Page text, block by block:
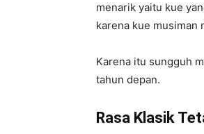
menarik yaitu kue
karena kue
Karena itu sungguh
tahun depan.
Rasa Klasik